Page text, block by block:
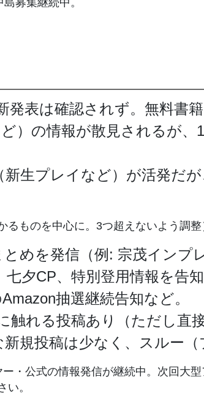
募集継続中。
表は確認されず。無料書
）の情報が散見されるが
生プレイなど）が活発だ
るものを中心に。3つ超えないよう調整
めを発信（例: 宗茂インプ
七夕CP、特別登用情報を告
抽選継続告知など。
触れる投稿あり（ただし直
規投稿は少なく、スルー
・公式の情報発信が継続中。次回大
。